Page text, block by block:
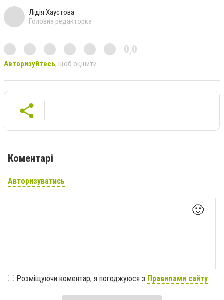
Лідія Хаустова
Головна редакторка
0,0
Авторизуйтесь, щоб оцінити
Коментарі
Авторизуватись
🙂
Розміщуючи коментар, я погоджуюся з Правилами сайту